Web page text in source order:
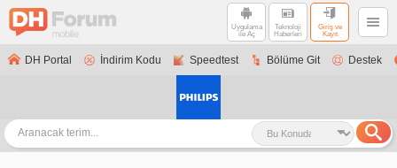
Uygulama
ile Aç
Teknoloji
Haberleri
Giriş ve
Kayıt
DH Portal İndirim Kodu Speedtest Bölüme Git Destek